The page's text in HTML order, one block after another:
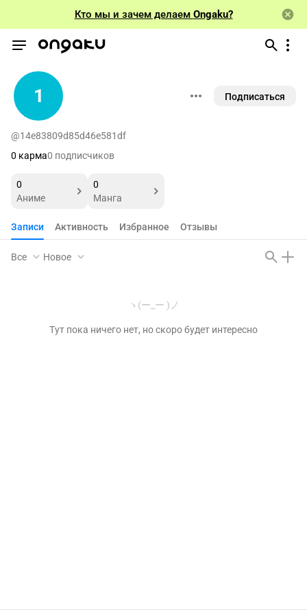
Кто мы и зачем делаем Ongaku?
1 Подписаться
@14e83809d85d46e581df
0 карма0 подписчиков
0
Аниме
0
Манга
Записи Активность Избранное Отзывы
Все Новое
ヽ(ー_ー )ノ
Тут пока ничего нет, но скоро будет интересно